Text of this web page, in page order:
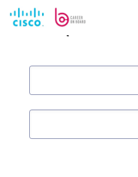
פרטים לייעוץ